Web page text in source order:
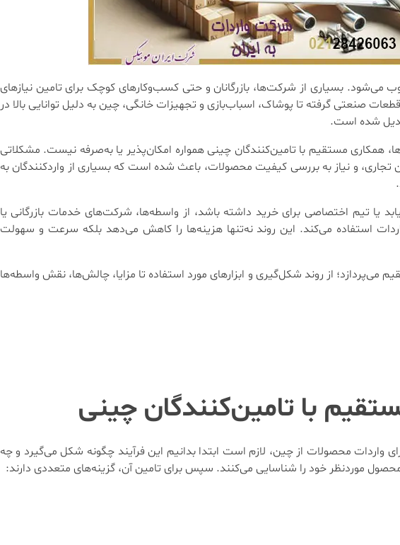
می‌شود. بسیاری از شرکت‌ها، بازرگانان و حتی کسب‌وکارهای کوچک برای تامین نیازهای
صنعتی گرفته تا پوشاک، اسباب‌بازی و تجهیزات خانگی، چین به دلیل توانایی بالا در
شده است.
همکاری مستقیم با تامین‌کنندگان چینی همواره امکان‌پذیر یا به‌صرفه نیست. مشکلاتی
و نیاز به بررسی کیفیت محصولات، باعث شده است که بسیاری از واردکنندگان به
یا تیم اختصاصی برای خرید داشته باشد، از واسطه‌ها، شرکت‌های خدمات بازرگانی یا
استفاده می‌کند. این روند نه‌تنها هزینه‌ها را کاهش می‌دهد بلکه سرعت و سهولت
می‌پردازد؛ از روند شکل‌گیری و ابزارهای مورد استفاده تا مزایا، چالش‌ها، نقش واسطه‌ها
با تامین‌کنندگان چینی
واردات محصولات از چین، لازم است ابتدا بدانیم این فرآیند چگونه شکل می‌گیرد و چه
و محصول موردنظر خود را شناسایی می‌کنند. سپس برای تامین آن، گزینه‌های متعددی دارند: